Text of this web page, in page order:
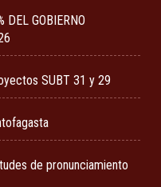
DEL GOBIERNO
SUBT 31 y 29
de pronunciamiento